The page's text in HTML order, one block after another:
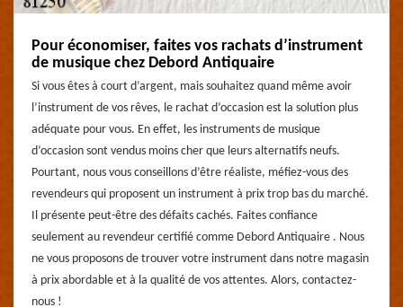
Pour économiser, faites vos rachats d’instrument
de musique chez Debord Antiquaire
Si vous êtes à court d’argent, mais souhaitez quand même avoir
l’instrument de vos rêves, le rachat d’occasion est la solution plus
adéquate pour vous. En effet, les instruments de musique
d’occasion sont vendus moins cher que leurs alternatifs neufs.
Pourtant, nous vous conseillons d’être réaliste, méfiez-vous des
revendeurs qui proposent un instrument à prix trop bas du marché.
Il présente peut-être des défaits cachés. Faites confiance
seulement au revendeur certifié comme Debord Antiquaire . Nous
ne vous proposons de trouver votre instrument dans notre magasin
à prix abordable et à la qualité de vos attentes. Alors, contactez-
nous !